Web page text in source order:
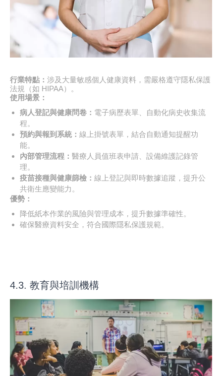
行業特點：涉及大量敏感個人健康資料，需嚴格遵守隱私保護
法規（如 HIPAA）。
使用場景：
病人登記與健康問卷： 電子病歷表單、自動化病史收集流
程。
預約與報到系統：線上掛號表單，結合自動通知提醒功
能。
內部管理流程：醫療人員值班表申請、設備維護記錄管
理。
疫苗接種與健康篩檢：線上登記與即時數據追蹤，提升公
共衛生應變能力。
優勢：
降低紙本作業的風險與管理成本，提升數據準確性。
確保醫療資料安全，符合國際隱私保護規範。
4.3. 教育與培訓機構